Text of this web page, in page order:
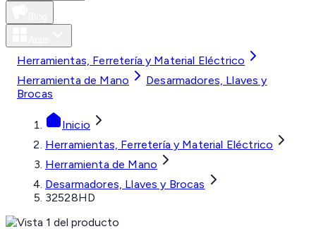
Herramientas, Ferretería y Material Eléctrico
Herramienta de Mano
Desarmadores, Llaves y
Brocas
Inicio
Herramientas, Ferretería y Material Eléctrico
Herramienta de Mano
Desarmadores, Llaves y Brocas
32528HD